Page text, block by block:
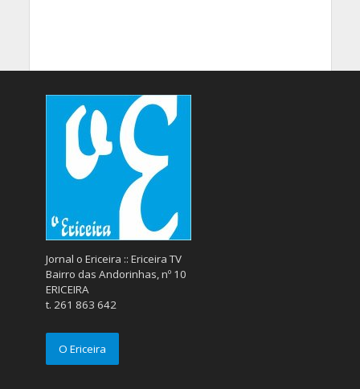
Jornal o Ericeira :: Ericeira TV
Bairro das Andorinhas, nº 10
ERICEIRA
t. 261 863 642
O Ericeira